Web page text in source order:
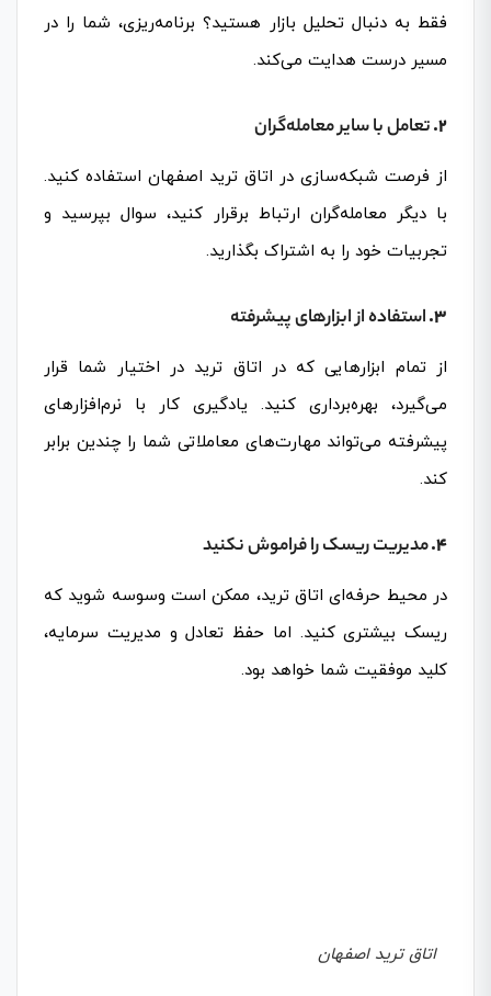
فقط به دنبال تحلیل بازار هستید؟ برنامه‌ریزی، شما را در
مسیر درست هدایت می‌کند.
2. تعامل با سایر معامله‌گران
از فرصت شبکه‌سازی در اتاق ترید اصفهان استفاده کنید.
با دیگر معامله‌گران ارتباط برقرار کنید، سوال بپرسید و
تجربیات خود را به اشتراک بگذارید.
3. استفاده از ابزارهای پیشرفته
از تمام ابزارهایی که در اتاق ترید در اختیار شما قرار
می‌گیرد، بهره‌برداری کنید. یادگیری کار با نرم‌افزارهای
پیشرفته می‌تواند مهارت‌های معاملاتی شما را چندین برابر
کند.
4. مدیریت ریسک را فراموش نکنید
در محیط حرفه‌ای اتاق ترید، ممکن است وسوسه شوید که
ریسک بیشتری کنید. اما حفظ تعادل و مدیریت سرمایه،
کلید موفقیت شما خواهد بود.
اتاق ترید اصفهان